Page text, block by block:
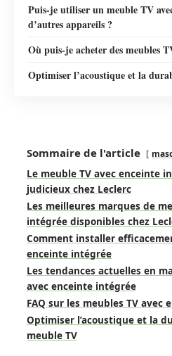
Puis-je utiliser un meuble TV
d’autres appareils ?
Où puis-je acheter des meubles
Optimiser l’acoustique et la
Sommaire de l'article
Le meuble TV avec enceinte
judicieux chez Leclerc
Les meilleures marques de
intégrée disponibles chez
Comment installer
enceinte intégrée
Les tendances actuelles en
avec enceinte intégrée
FAQ sur les meubles TV avec
Optimiser l’acoustique et la
meuble TV